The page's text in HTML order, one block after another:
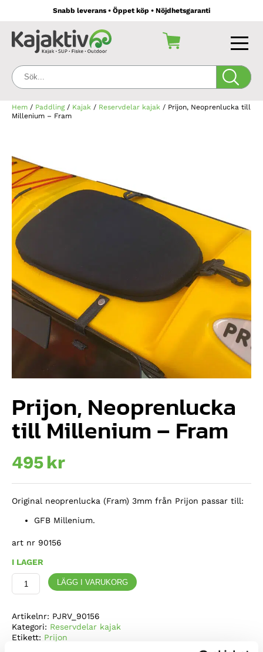
Snabb leverans • Öppet köp • Nöjdhetsgaranti
Sök:
Hem / Paddling/ Kajak / Reservdelar kajak / Prijon, Neoprenlucka till
Millenium – Fram
Prijon, Neoprenlucka
till Millenium – Fram
495kr
Original neoprenlucka (Fram) 3mm från Prijon passar till:
GFB Millenium.
art nr 90156
I LAGER
Prijon,
Neoprenlucka
-
Fram
mängd
LÄGG I VARUKORG
Artikelnr: PJRV_90156
Kategori: Reservdelar kajak
Etikett: Prijon